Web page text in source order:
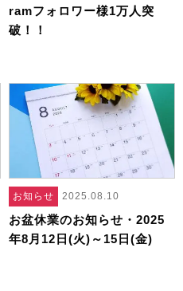
ramフォロワー様1万人突
破！！
お知らせ 2025.08.10
お盆休業のお知らせ・2025
年8月12日(火)～15日(金)